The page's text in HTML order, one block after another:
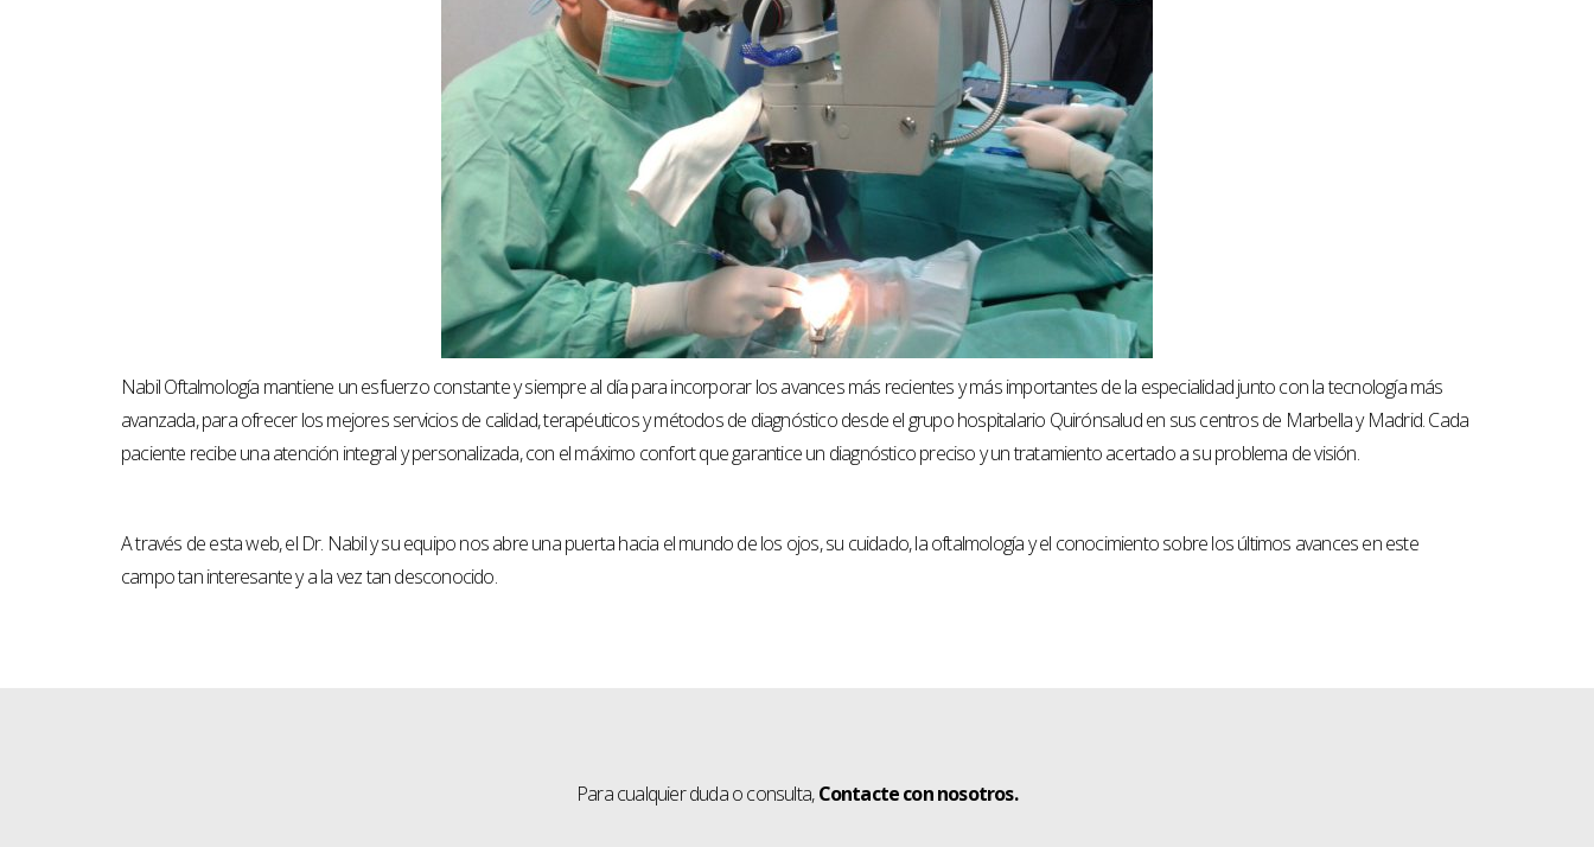
Nabil Oftalmología mantiene un esfuerzo constante y siempre al día para incorporar los avances más recientes y más importantes de la especialidad junto con la tecnología más
avanzada, para ofrecer los mejores servicios de calidad, terapéuticos y métodos de diagnóstico desde el grupo hospitalario Quirónsalud en sus centros de Marbella y Madrid. Cada
paciente recibe una atención integral y personalizada, con el máximo confort que garantice un diagnóstico preciso y un tratamiento acertado a su problema de visión.
A través de esta web, el Dr. Nabil y su equipo nos abre una puerta hacia el mundo de los ojos, su cuidado, la oftalmología y el conocimiento sobre los últimos avances en este
campo tan interesante y a la vez tan desconocido.
Para cualquier duda o consulta,Contacte con nosotros.